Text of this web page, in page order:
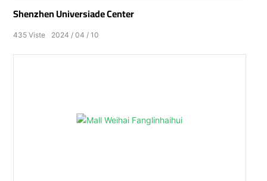
Shenzhen Universiade Center
2024 04 10
435 Viste